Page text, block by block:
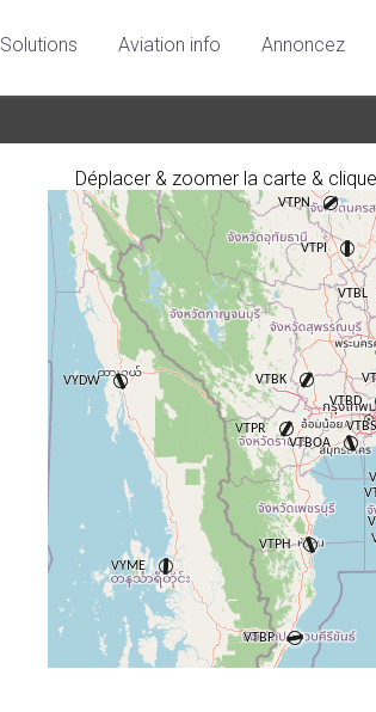
Solutions Aviation info Annoncez
Déplacer & zoomer la carte &